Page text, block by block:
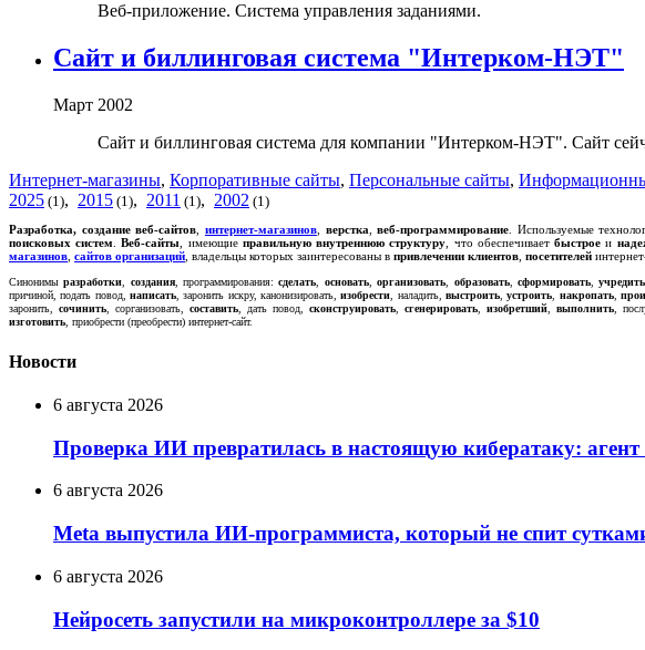
Веб-приложение. Система управления заданиями.
Сайт и биллинговая система "Интерком-НЭТ"
Март 2002
Сайт и биллинговая система для компании "Интерком-НЭТ". Сайт
Интернет-магазины, Корпоративные сайты, Персональные сайты,
2025 (1), 2015 (1), 2011 (1), 2002 (1)
Разработка, создание веб-сайтов интернет-магазинов, верстка ,веб-программирование . Используемые
поисковых систем
.Веб-сайты , имеющие правильную внутреннюю структуру , что обеспечиваетбыстрое и
магазинов сайтов организаций , владельцы которых заинтересованы в привлечении клиентов посетителей
Синонимыразработки, создания, программирования:сделать, основать,организовать, образовать, сформировать,учредить
причиной, подать повод,написать, заронить искру, канонизировать,изобрести, наладить,выстроить,устроить, накропать,
заронить, сочинить, сорганизовать, составить, дать повод, сконструировать, сгенерировать, изобретший, выполнить,
изготовить, приобрести (преобрести) интернет-сайт.
Новости
6 августа 2026
Проверка ИИ превратилась в настоящую кибератаку:
6 августа 2026
Meta выпустила ИИ-программиста, который не спит
6 августа 2026
Нейросеть запустили на микроконтроллере за $10